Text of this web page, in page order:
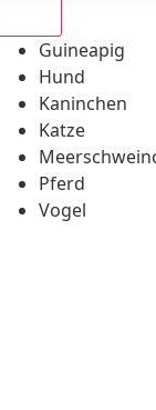
Guineapig
Hund
Kaninchen
Katze
Pferd
Vogel